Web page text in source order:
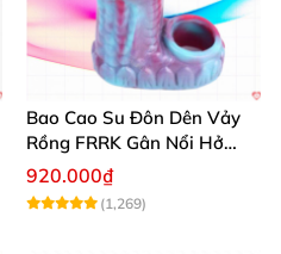
Bao Cao Su Đôn Dên Vảy
Rồng FRRK Gân Nổi Hở
Đầu 6 Màu
920.000₫
(1,269)